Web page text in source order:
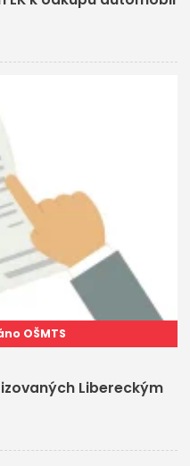
OŠMTS
Libereckým